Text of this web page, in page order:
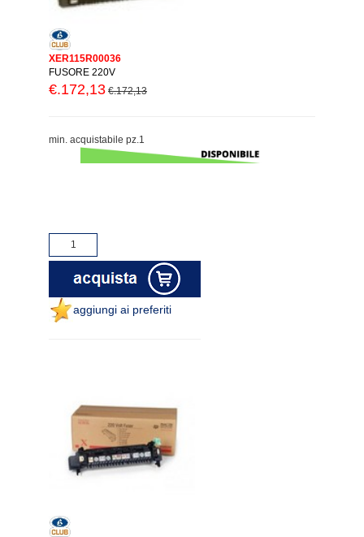
XER115R00036
FUSORE 220V
€.172,13 €.172,13
min. acquistabile pz.1
aggiungi ai preferiti